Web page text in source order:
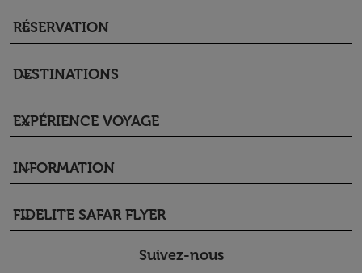
RÉSERVATION
keyboard_arrow_down
DESTINATIONS
keyboard_arrow_down
EXPÉRIENCE VOYAGE
keyboard_arrow_down
INFORMATION
keyboard_arrow_down
FIDELITE SAFAR FLYER
keyboard_arrow_down
Suivez-nous